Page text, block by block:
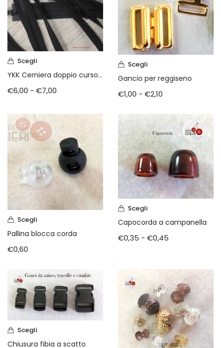
Vintage (165)
Scegli
YKK Cerniera doppio cursore pressofusa
€6,00 - €7,00
Scegli
Gancio per reggiseno
€1,00 - €2,10
Scegli
Pallina blocca corda
€0,60
Scegli
Capocorda a campanella
€0,35 - €0,45
Scegli
Chiusura fibia a scatto